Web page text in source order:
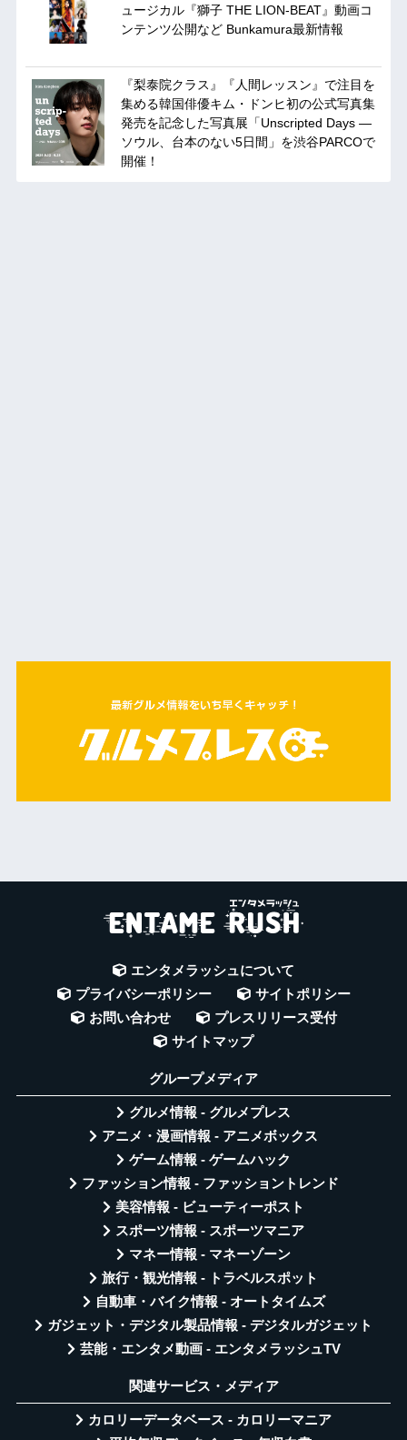
ュージカル『獅子 THE LION-BEAT』動画コ
ンテンツ公開など Bunkamura最新情報
『梨泰院クラス』『人間レッスン』で注目を
集める韓国俳優キム・ドンヒ初の公式写真集
発売を記念した写真展「Unscripted Days —
ソウル、台本のない5日間」を渋谷PARCOで
開催！
エンタメラッシュについて
プライバシーポリシー
サイトポリシー
お問い合わせ
プレスリリース受付
サイトマップ
グループメディア
グルメ情報 - グルメプレス
アニメ・漫画情報 - アニメボックス
ゲーム情報 - ゲームハック
ファッション情報 - ファッショントレンド
美容情報 - ビューティーポスト
スポーツ情報 - スポーツマニア
マネー情報 - マネーゾーン
旅行・観光情報 - トラベルスポット
自動車・バイク情報 - オートタイムズ
ガジェット・デジタル製品情報 - デジタルガジェット
芸能・エンタメ動画 - エンタメラッシュTV
関連サービス・メディア
カロリーデータベース - カロリーマニア